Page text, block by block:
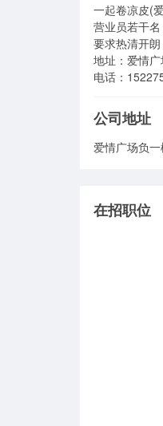
一起卷凉皮(
营业员若干
要求热清开
地址：爱情
电话：
公司地址
爱情广场负
在招职位